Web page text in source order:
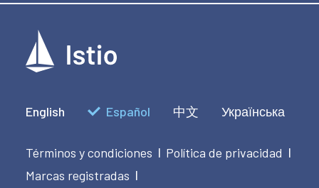
English Español 中文 Українська
Términos y condiciones | Política de privacidad |
Marcas registradas |